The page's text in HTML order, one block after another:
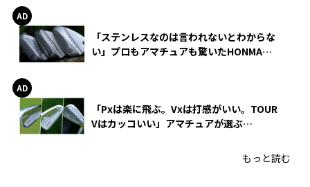
「ステンレスなのは言われないとわからな
い」プロもアマチュアも驚いたHONMA
「Pxは楽に飛ぶ。Vxは打感がいい。TOUR
Vはカッコいい」アマチュアが選ぶ
もっと読む